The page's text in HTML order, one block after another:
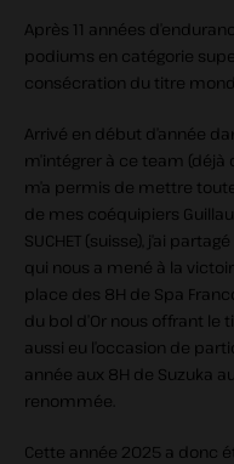
Après 11 années
podiums en catégorie
consécration du titre
Arrivé en début d’année
m’intégrer à ce team
m’a permis de mettre
de mes coéquipiers
SUCHET (suisse), j’ai
qui nous a mené à la
place des 8H de Spa
du bol d’Or nous offrant le
aussi eu l’occasion de
année aux 8H de Suzuka
renommée.
Cette année 2025 a donc